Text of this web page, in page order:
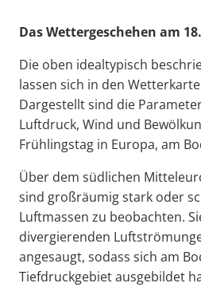
Das Wettergeschehen am
Die oben idealtypisch
lassen sich in den
Dargestellt sind die
Luftdruck, Wind und
Frühlingstag in Europa, am
Über dem südlichen
sind großräumig stark oder
Luftmassen zu beobachten.
divergierenden
angesaugt, sodass sich am
Tiefdruckgebiet ausgebildet